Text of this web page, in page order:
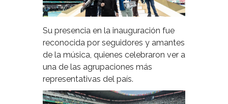
Su presencia en la inauguración fue
reconocida por seguidores y amantes
de la música, quienes celebraron ver a
una de las agrupaciones más
representativas del país.